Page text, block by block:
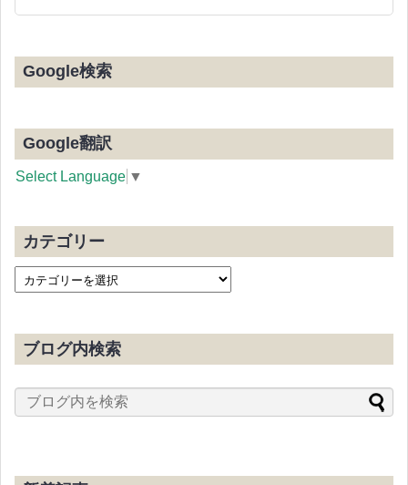
Google検索
Google翻訳
Select Language ▼
カテゴリー
ブログ内検索